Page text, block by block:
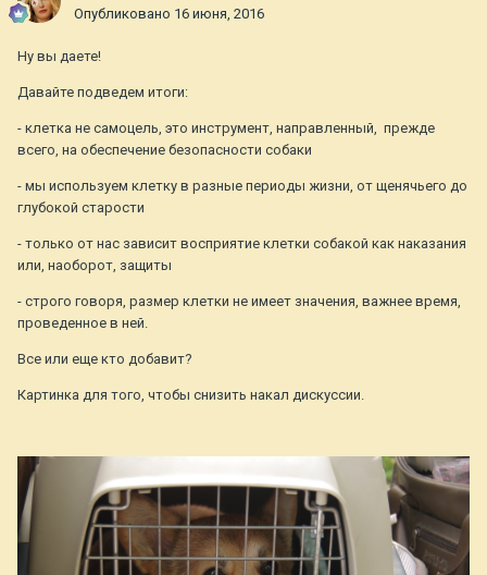
Опубликовано 16 июня, 2016
Ну вы даете!
Давайте подведем итоги:
- клетка не самоцель, это инструмент, направленный, прежде
всего, на обеспечение безопасности собаки
- мы используем клетку в разные периоды жизни, от щенячьего до
глубокой старости
- только от нас зависит восприятие клетки собакой как наказания
или, наоборот, защиты
- строго говоря, размер клетки не имеет значения, важнее время,
проведенное в ней.
Все или еще кто добавит?
Картинка для того, чтобы снизить накал дискуссии.